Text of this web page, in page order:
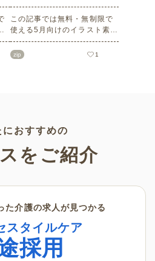
この記事では無料・無制限で
使える5月向けのイラスト素材
を多数ご紹介します。商用フ
リーの可愛くておしゃれなイ
なシーンでご活用ください！
zip 1
におすすめの
をご紹介
た介護の求人が見つかる
スタイルケア
採用